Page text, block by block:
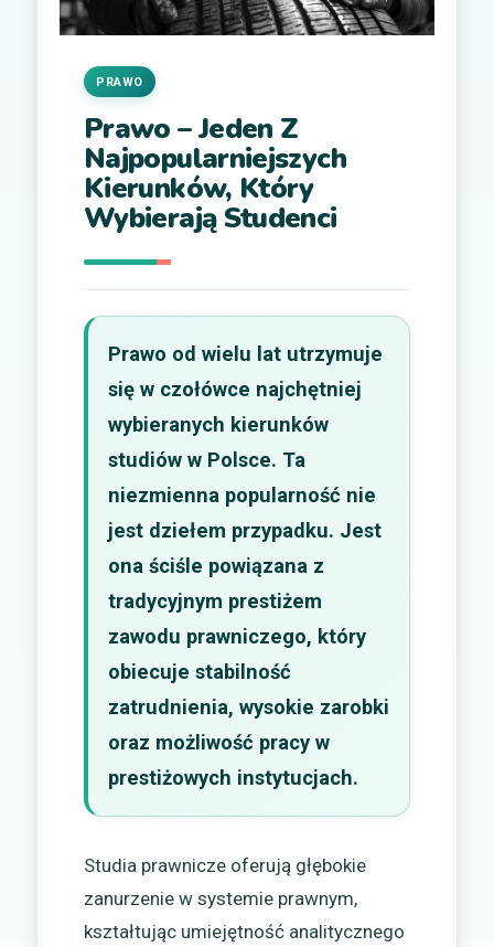
Prawo – Jeden Z
Najpopularniejszych
Kierunków, Który
Wybierają Studenci
PRAWO
Prawo od wielu lat utrzymuje
się w czołówce najchętniej
wybieranych kierunków
studiów w Polsce. Ta
niezmienna popularność nie
jest dziełem przypadku. Jest
ona ściśle powiązana z
tradycyjnym prestiżem
zawodu prawniczego, który
obiecuje stabilność
zatrudnienia, wysokie zarobki
oraz możliwość pracy w
prestiżowych instytucjach.
Studia prawnicze oferują głębokie
zanurzenie w systemie prawnym,
kształtując umiejętność analitycznego